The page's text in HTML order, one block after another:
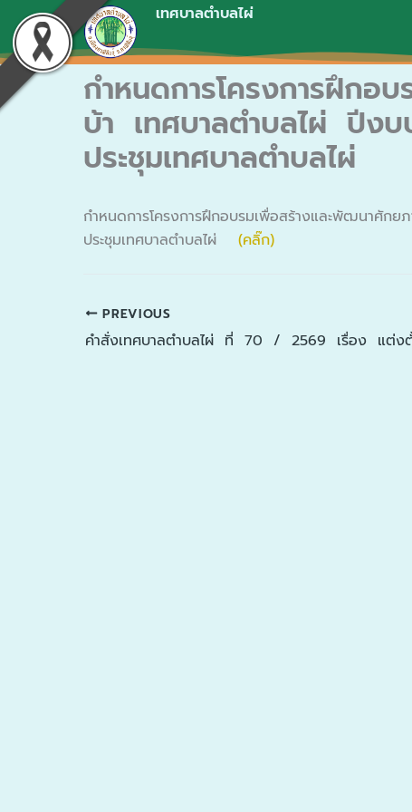
Skip
to
content
เทศบาลตำบลไผ่
กำหนดการโครงการฝึกอ
บ้า เทศบาลตำบลไผ่ ปี
ประชุมเทศบาลตำบลไผ่
กำหนดการโครงการฝึกอบรมเพื่อสร้างและพัฒนา
ประชุมเทศบาลตำบลไผ่ (คลิ๊ก)
PREVIOUS